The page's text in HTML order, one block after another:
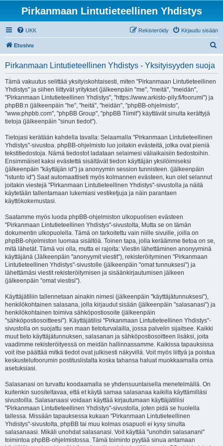
Pirkanmaan Lintutieteellinen Yhdistys
UKK Kirjaudu sisään
Rekisteröidy
Etusivu
Pirkanmaan Lintutieteellinen Yhdistys - Yksityisyyden suoja
Tämä vakuutus selittää yksityiskohtaisesti, miten "Pirkanmaan Lintutieteellinen
Yhdistys" ja siihen liittyvät yritykset (jälkeenpäin "me", "meitä", "meidän",
"Pirkanmaan Lintutieteellinen Yhdistys", "https://www.arkisto-pily.fi/foorumi") ja
phpBB:n (jälkeenpäin "he", "heitä", "heidän", "phpBB-ohjelmisto",
"www.phpbb.com", "phpBB Group", "phpBB Tiimit") käyttävät sinulta kerättyjä
tietoja (jälkeenpäin "sinun tiedot").
Tietojasi kerätään kahdella tavalla: Selaamalla "Pirkanmaan Lintutieteellinen
Yhdistys"-sivustoa. phpBB-ohjelmisto luo joitakin evästeitä, jotka ovat pieniä
tekstitiedostoja. Nämä tiedostot ladataan selaimesi väliaikaisiin tiedostoihin.
Ensimmäiset kaksi evästettä sisältävät tiedon käyttäjän yksilöimiseksi
(jälkeenpäin "käyttäjän id") ja anonyymin session tunnisteen. (jälkeenpäin
"istunto id") Saat automaattiseti myös kolmannen evästeen, kun olet selannut
joitakin viestejä "Pirkanmaan Lintutieteellinen Yhdistys"-sivustolla ja näitä
käytetään tallentamaan lukemiasi vestiketjuja ja näin parantaen
käyttökokemustasi.
Saatamme myös luoda phpBB-ohjelmiston ulkopuolisen evästeen
"Pirkanmaan Lintutieteellinen Yhdistys"-sivustolta, Mutta se on tämän
dokumentin ulkopuolella. Tämä on tarkoitettu vain niille sivuille, joilla on
phpBB-ohjelmiston luomaa sisältöä. Toinen tapa, jolla keräämme tietoa on se,
mitä lähetät. Tämä voi olla, mutta ei rajoita: Viestin lähettäminen anonyyminä
käyttäjänä (Jälkeenpäin "anonyymit viestit"), rekisteröityminen "Pirkanmaan
Lintutieteellinen Yhdistys"-sivustolle (jälkeenpäin "omat tunnuksesi") ja
lähettämäsi viestit rekisteröitymisen ja sisäänkirjautumisen jälkeen
(jälkeenpäin "omat viestisi").
Käyttäjätiliin tallennetaan ainakin nimesi (jälkeenpäin "käyttäjätunnuksesi"),
henkilökohtainen salasana, jolla kirjaudut sisään (jälkeenpäin "salasanasi") ja
henkilökohtainen toimiva sähköpostiosoite (jälkeenpäin
"sähköpostiosoitteesi"). Käyttäjätilisi "Pirkanmaan Lintutieteellinen Yhdistys"-
sivustolla on suojattu sen maan tietoturvalailla, jossa palvelin sijaitsee. Kaikki
muut tieto käyttäjätunnuksen, salasanan ja sähköpostiosoitteen lisäksi, joita
vaadimme rekisteröityessä on meidän hallinnassamme. Kaikissa tapauksissa
voit itse päättää mitkä tiedot ovat julkisesti näkyvillä. Voit myös liittyä ja poistua
keskustelufoorumin postituslistalta koska tahansa haluat muokkaamalla omia
asetuksiasi.
Salasanasi on turvattu koodaamalla se yhdensuuntaisella menetelmällä. On
kuitenkin suositeltavaa, että et käytä samaa salasanaa kaikilla käyttämilläsi
sivustoilla. Salasanaasi voidaan käyttää kirjautumaan käyttäjätiliisi
"Pirkanmaan Lintutieteellinen Yhdistys"-sivustolla, joten pidä se huolella
tallessa. Missään tapauksessa kukaan "Pirkanmaan Lintutieteellinen
Yhdistys"-sivustolta, phpBB tai muu kolmas osapuoli ei kysy sinulta
salasanaasi. Mikäli unohdat salasanasi. Voit käyttää "unohdin salasanani"
toimintoa phpBB-ohjelmistossa. Tämä toiminto pyytää sinua antamaan